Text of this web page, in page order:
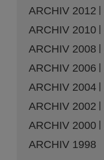
ARCHIV 2012
ARCHIV 2010
ARCHIV 2008
ARCHIV 2006
ARCHIV 2004
ARCHIV 2002
ARCHIV 2000
ARCHIV 1998